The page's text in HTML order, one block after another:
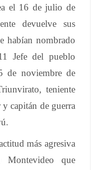
el 16 de julio de
devuelve sus
habían nombrado
Jefe del pueblo
de noviembre de
teniente
capitán de guerra
más agresiva
Montevideo que